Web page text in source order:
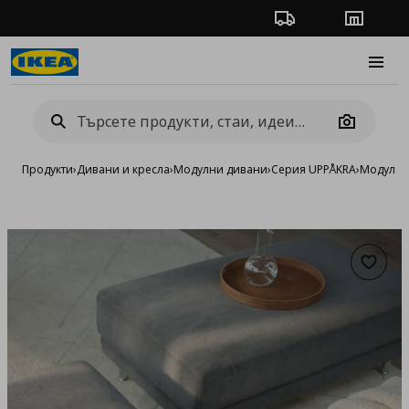
Проследяване на
Camera
Продукти›Дивани и кресла›Модулни дивани›Серия UPPÅKRA›Модули